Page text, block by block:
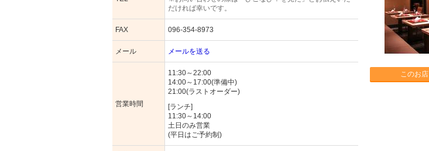
だければ幸いです。
FAX 096-354-8973
メール メールを送る
営業時間
11:30～22:00
14:00～17:00(準備中)
21:00(ラストオーダー)
[ランチ]
11:30～14:00
土日のみ営業
(平日はご予約制)
このお